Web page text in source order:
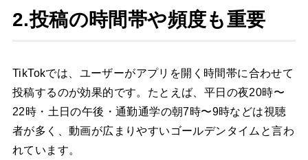
2.投稿の時間帯や頻度も重要
TikTokでは、ユーザーがアプリを開く時間帯に合わせて
投稿するのが効果的です。たとえば、平日の夜20時〜
22時・土日の午後・通勤通学の朝7時〜9時などは視聴
者が多く、動画が広まりやすいゴールデンタイムと言わ
れています。